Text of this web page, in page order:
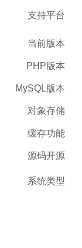
支持平台
当前版本
PHP版本
MySQL版本
对象存储
缓存功能
源码开源
系统类型